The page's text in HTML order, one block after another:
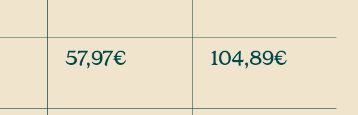
57,97€ 104,89€